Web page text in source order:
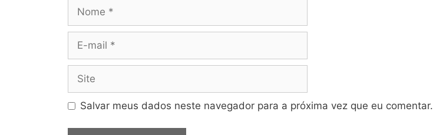
mail
Salvar meus dados neste navegador para a próxima vez que eu comentar.